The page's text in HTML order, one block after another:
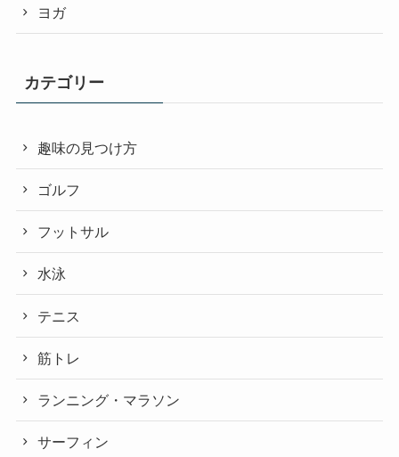
ヨガ
カテゴリー
趣味の見つけ方
ゴルフ
フットサル
水泳
テニス
筋トレ
ランニング・マラソン
サーフィン